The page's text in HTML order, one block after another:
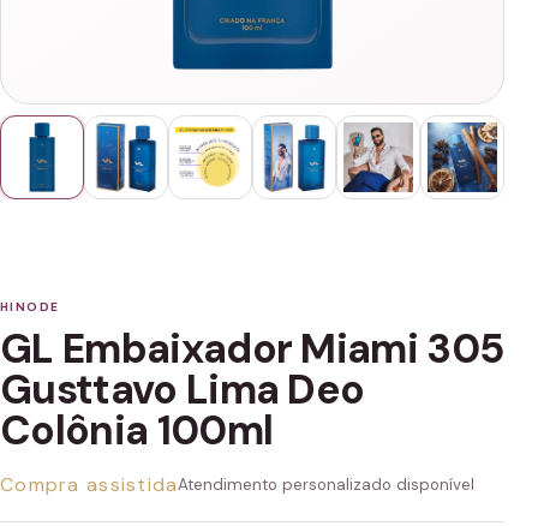
HINODE
GL Embaixador Miami 305
Gusttavo Lima Deo
Colônia 100ml
Compra assistidaAtendimento personalizado disponível